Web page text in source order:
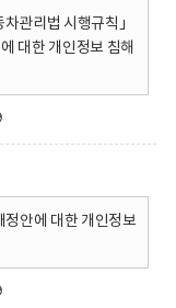
관리법 시행규칙」
대한 개인정보 침해
정안에 대한 개인정보